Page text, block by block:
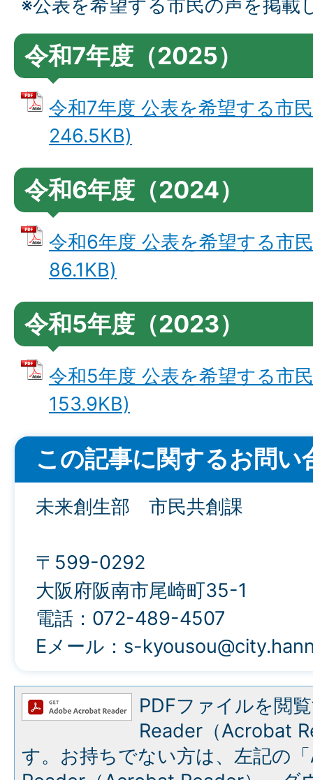
※公表を希望する市民の声を掲載
令和7年度（2025）
令和7年度 公表を希望する市
246.5KB)
令和6年度（2024）
令和6年度 公表を希望する市
86.1KB)
令和5年度（2023）
令和5年度 公表を希望する市
153.9KB)
この記事に関するお問い
未来創生部 市民共創課
〒599-0292
大阪府阪南市尾崎町35-1
電話：072-489-4507
Eメール：s-
PDFファイルを閲
Reader（Acrobat
す。お持ちでない方は、左記の